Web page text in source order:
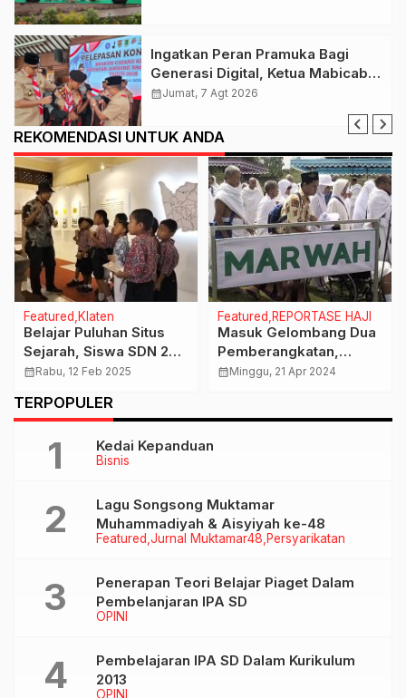
Ingatkan Peran Pramuka Bagi
Generasi Digital, Ketua Mabicab
Gerakan Pramuka Klaten Lepas
calendar_monthJumat, 7 Agt 2026
REKOMENDASI UNTUK ANDA
Featured Klaten
Belajar Puluhan Situs
Sejarah, Siswa SDN 2
Sumber Outing Class di
calendar_monthRabu, 12 Feb 2025
Featured REPORTASE HAJI
Masuk Gelombang Dua
Pemberangkatan,
Calhaj Klaten Diminta
calendar_monthMinggu, 21 Apr 2024
TERPOPULER
Bisnis
Kedai Kepanduan
Featured Jurnal Muktamar48 Persyarikatan
Lagu Songsong Muktamar
Muhammadiyah & Aisyiyah ke-48
OPINI
Penerapan Teori Belajar Piaget Dalam
Pembelanjaran IPA SD
OPINI
Pembelajaran IPA SD Dalam Kurikulum
2013